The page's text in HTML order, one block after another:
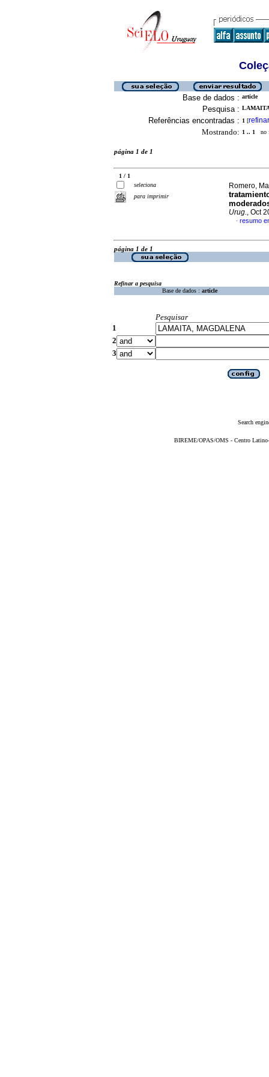
Base de dados : article
Pesquisa :
Referências encontradas : 1 [refinar
Mostrando: 1 .. 1 no
página 1 de 1
1 / 1
seleciona
para imprimir
Romero,
Urug., Oct
· resumo
página 1 de 1
Refinar a pesquisa
Base de dados : article
Pesquisar
1
2
3
Search
BIREME/OPAS/OMS - Centro Latino-